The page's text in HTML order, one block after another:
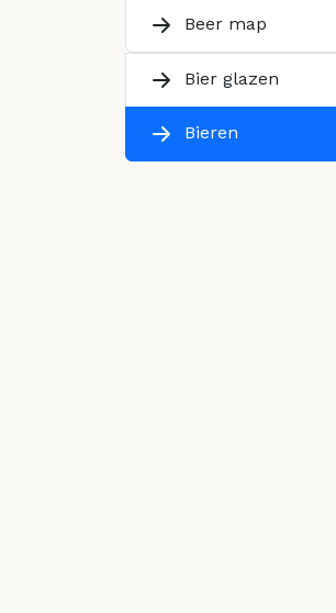
Beer map
Bier glazen
Bieren